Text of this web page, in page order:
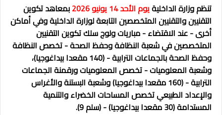
تنظم وزارة الداخليةيوم الأحد 14 يونيو 2026
بمعاهد تكوين
التقنيين والتقنيين المتخصصين التابعة لوزارة الداخلية وفي أماكن
أخرى - عند الاقتضاء - مباريات ولوج سلك تكوين التقنيين
المتخصصين في شعبة النظافة وحفظ الصحة - تخصص النظافة
وحفظ الصحة بالجماعات الترابية - (140 مقعدا بيداغوجيا)،
وشعبة المعلوميات - تخصص المعلوميات ورقمنة الجماعات
الترابية - (160 مقعدا بيداغوجيا) وشعبة البستنة والأغراس
والإعداد الطبيعي تخصص المساحات الخضراء والتنمية
المستدامة (30 مقعدا بيداغوجيا) - (سلم 9).